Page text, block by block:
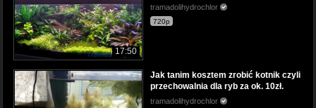
17:50
tramadolihydrochlor
720p
Jak tanim kosztem zrobić kotnik czyli
przechowalnia dla ryb za ok. 10zł.
tramadolihydrochlor